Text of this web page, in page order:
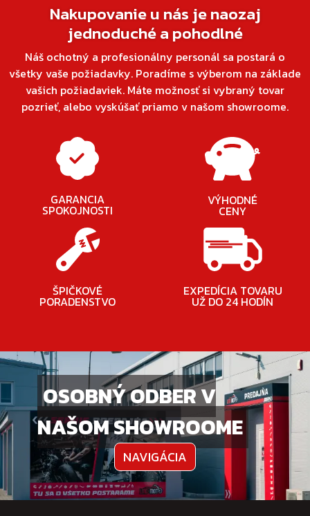
Nakupovanie u nás je naozaj
jednoduché a pohodlné
Náš ochotný a profesionálny personál sa postará o
všetky vaše požiadavky. Poradíme s výberom na základe
vašich požiadaviek. Máte možnosť si vybraný tovar
pozrieť, alebo vyskúšať priamo v našom showroome.
GARANCIA
SPOKOJNOSTI
VÝHODNÉ
CENY
ŠPIČKOVÉ
PORADENSTVO
EXPEDÍCIA TOVARU
UŽ DO 24 HODÍN
OSOBNÝ ODBER V
NAŠOM SHOWROOME
NAVIGÁCIA